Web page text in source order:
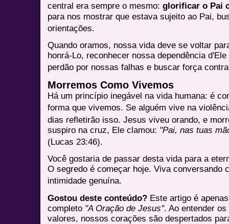
central era sempre o mesmo:glorificar o Pai
para nos mostrar que estava sujeito ao Pai,
orientações.
Quando oramos, nossa vida deve se voltar
honrá-Lo, reconhecer nossa dependência
perdão por nossas falhas e buscar força
Morremos Como Vivemos
Há um princípio inegável na vida humana: é
forma que vivemos. Se alguém vive na
dias refletirão isso. Jesus viveu orando, e
suspiro na cruz, Ele clamou: "Pai, nas tuas
(Lucas 23:46).
Você gostaria de passar desta vida para a
O segredo é começar hoje. Viva conversando
intimidade genuína.
Gostou deste conteúdo? Este artigo é
completo "A Oração de Jesus". Ao entender
valores, nossos corações são despertados